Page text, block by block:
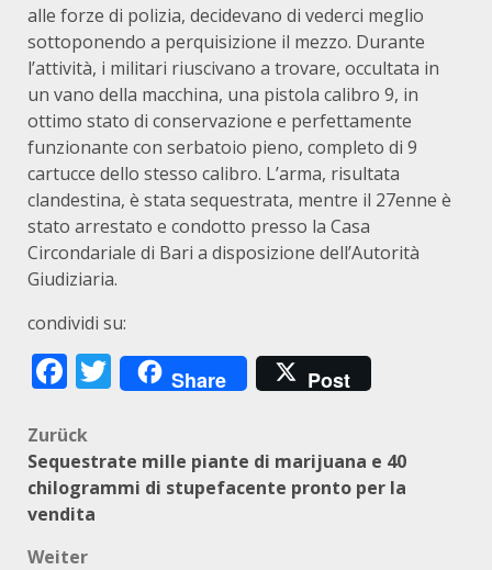
alle forze di polizia, decidevano di vederci meglio
sottoponendo a perquisizione il mezzo. Durante
l’attività, i militari riuscivano a trovare, occultata in
un vano della macchina, una pistola calibro 9, in
ottimo stato di conservazione e perfettamente
funzionante con serbatoio pieno, completo di 9
cartucce dello stesso calibro. L’arma, risultata
clandestina, è stata sequestrata, mentre il 27enne è
stato arrestato e condotto presso la Casa
Circondariale di Bari a disposizione dell’Autorità
Giudiziaria.
condividi su:
Facebook
Twitter
Share Post
Beitragsnavigation
Zurück
Sequestrate mille piante di marijuana e 40
chilogrammi di stupefacente pronto per la
vendita
Weiter